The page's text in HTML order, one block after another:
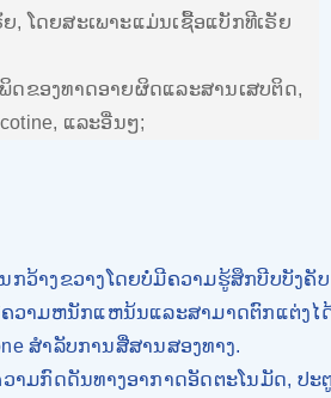
, ໂດຍສະເພາະແມ່ນເຊື້ອແບັກທີເຣັຍ
ດຂອງທາດອາຍຜິດແລະສານເສບຕິດ,
ແລະອື່ນໆ;
ກວ້າງຂວາງໂດຍບໍ່ມີຄວາມຮູ້ສຶກບີບບັງຄັບ
ວາມຫນັກແຫນ້ນແລະສາມາດຕົກແຕ່ງໄ
ສໍາລັບການສື່ສານສອງທາງ.
າມກົດດັນທາງອາກາດອັດຕະໂນມັດ, ປ